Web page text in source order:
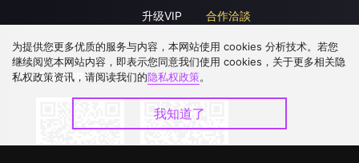
升级VIP
合作洽談
下载 APP
为提供您更多优质的服务与内容，本网站使用 cookies 分析技术。若您
继续阅览本网站内容，即表示您同意我们使用 cookies，关于更多相关隐
私权政策资讯，请阅读我们的隐私权政策。
我知道了